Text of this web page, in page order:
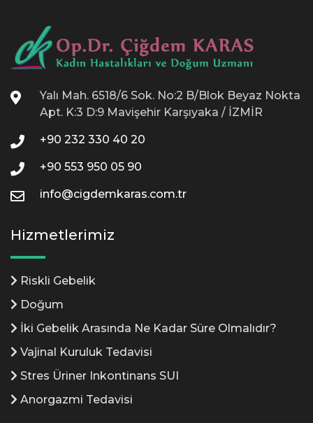
Yalı Mah. 6518/6 Sok. No:2 B/Blok Beyaz Nokta
Apt. K:3 D:9 Mavişehir Karşıyaka / İZMİR
+90 232 330 40 20
+90 553 950 05 90
info@cigdemkaras.com.tr
Hizmetlerimiz
Riskli Gebelik
Doğum
İki Gebelik Arasında Ne Kadar Süre Olmalıdır?
Vajinal Kuruluk Tedavisi
Stres Üriner Inkontinans SUI
Anorgazmi Tedavisi